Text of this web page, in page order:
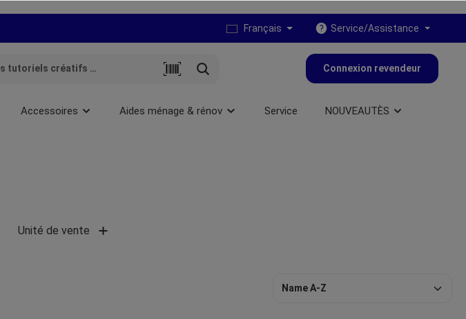
Français Service/Assistance
Connexion revendeur
Accessoires Aides ménage & rénov Service NOUVEAUTÈS
Unité de vente